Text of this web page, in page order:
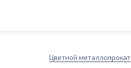
Цветной металлопрокат